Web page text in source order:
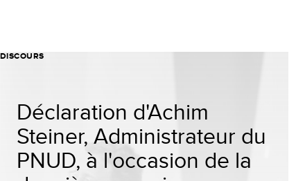
DISCOURS
Déclaration d'Achim
Steiner, Administrateur du
PNUD, à l'occasion de la